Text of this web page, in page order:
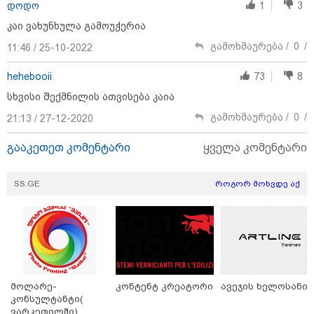
11:17 / 08-08-2026
ქართველთან - ალინა კაბაევას საიდუმლო
ოპერაციებამდე
21:17 / 08-08-2026
აშშ-მა საქართველოში
დაფუძნებული კრიპტოკომპანია
დოდო 1
3
კაი ვახუნხულა გამოუჭერია
11:46 / 25-10-2022
გამოხმაურება / 0 /
hehebooii 73
8
სხვისი შექმნილის ათვისება კაია
21:13 / 27-12-2020
გამოხმაურება / 0 /
გააკეთეთ კომენტარი ყველა კომენტარი
SS.GE როგორ მოხვდე აქ
მოლარე-
კონსულტანტი(
ვარკეთილში)
კონტენტ კრეატორი ავეჯის ხელოსანი